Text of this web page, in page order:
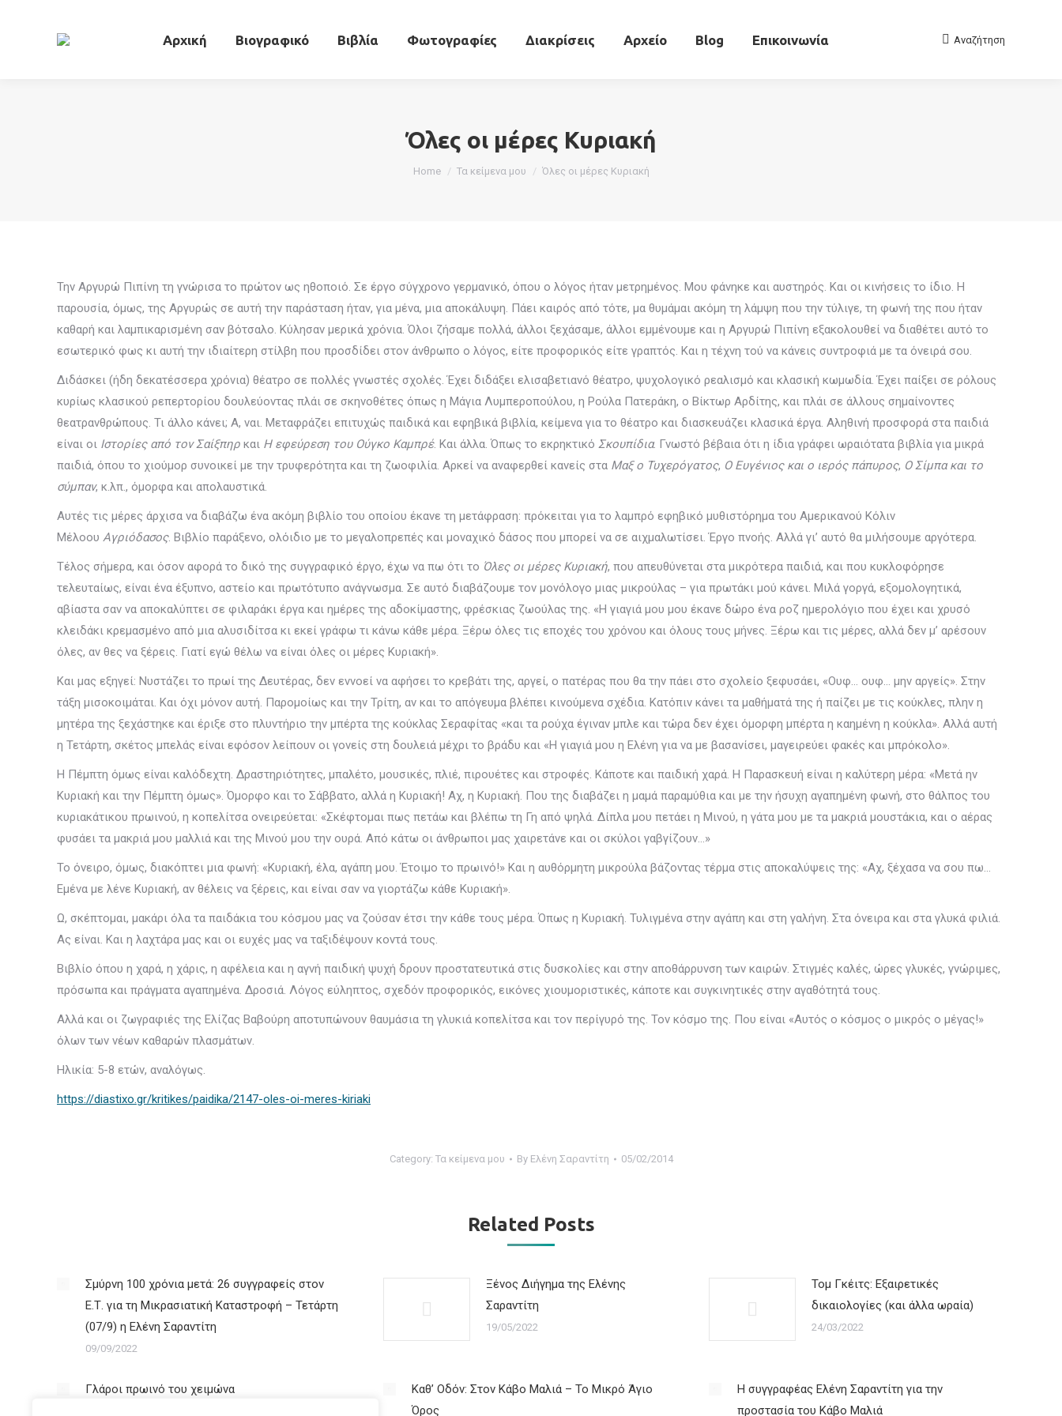
Αρχική Βιογραφικό Βιβλία Φωτογραφίες Διακρίσεις Αρχείο Blog Επικοινωνία Search:
Αναζήτηση
Όλες οι μέρες Κυριακή
You are here:
Home Τα κείμενα μου Όλες οι μέρες Κυριακή
Την Αργυρώ Πιπίνη τη γνώρισα το πρώτον ως ηθοποιό. Σε έργο σύγχρονο γερμανικό, όπου ο λόγος ήταν μετρημένος. Moυ φάνηκε και αυστηρός. Και οι κινήσεις το ίδιο. Η
παρουσία, όμως, της Αργυρώς σε αυτή την παράσταση ήταν, για μένα, μια αποκάλυψη. Πάει καιρός από τότε, μα θυμάμαι ακόμη τη λάμψη που την τύλιγε, τη φωνή της που ήταν
καθαρή και λαμπικαρισμένη σαν βότσαλο. Κύλησαν μερικά χρόνια. Όλοι ζήσαμε πολλά, άλλοι ξεχάσαμε, άλλοι εμμένουμε και η Αργυρώ Πιπίνη εξακολουθεί να διαθέτει αυτό το
εσωτερικό φως κι αυτή την ιδιαίτερη στίλβη που προσδίδει στον άνθρωπο ο λόγος, είτε προφορικός είτε γραπτός. Και η τέχνη τού να κάνεις συντροφιά με τα όνειρά σου.
Διδάσκει (ήδη δεκατέσσερα χρόνια) θέατρο σε πολλές γνωστές σχολές. Έχει διδάξει ελισαβετιανό θέατρο, ψυχολογικό ρεαλισμό και κλασική κωμωδία. Έχει παίξει σε ρόλους
κυρίως κλασικού ρεπερτορίου δουλεύοντας πλάι σε σκηνοθέτες όπως η Μάγια Λυμπεροπούλου, η Ρούλα Πατεράκη, ο Βίκτωρ Αρδίτης, και πλάι σε άλλους σημαίνοντες
θεατρανθρώπους. Τι άλλο κάνει; A, ναι. Μεταφράζει επιτυχώς παιδικά και εφηβικά βιβλία, κείμενα για το θέατρο και διασκευάζει κλασικά έργα. Αληθινή προσφορά στα παιδιά
είναι οι Ιστορίες από τον Σαίξπηρ και Η εφεύρεση του Ούγκο Καμπρέ. Και άλλα. Όπως το εκρηκτικό Σκουπίδια. Γνωστό βέβαια ότι η ίδια γράφει ωραιότατα βιβλία για μικρά
παιδιά, όπου το χιούμορ συνοικεί με την τρυφερότητα και τη ζωοφιλία. Αρκεί να αναφερθεί κανείς στα Μαξ ο Τυχερόγατος, Ο Ευγένιος και ο ιερός πάπυρος, Ο Σίμπα και το
σύμπαν, κ.λπ., όμορφα και απολαυστικά.
Αυτές τις μέρες άρχισα να διαβάζω ένα ακόμη βιβλίο του οποίου έκανε τη μετάφραση: πρόκειται για το λαμπρό εφηβικό μυθιστόρημα του Αμερικανού Κόλιν
Μέλοου Αγριόδασος. Βιβλίο παράξενο, ολόιδιο με το μεγαλοπρεπές και μοναχικό δάσος που μπορεί να σε αιχμαλωτίσει. Έργο πνοής. Αλλά γι’ αυτό θα μιλήσουμε αργότερα.
Τέλος σήμερα, και όσον αφορά το δικό της συγγραφικό έργο, έχω να πω ότι το Όλες οι μέρες Κυριακή, που απευθύνεται στα μικρότερα παιδιά, και που κυκλοφόρησε
τελευταίως, είναι ένα έξυπνο, αστείο και πρωτότυπο ανάγνωσμα. Σε αυτό διαβάζουμε τον μονόλογο μιας μικρούλας – για πρωτάκι μού κάνει. Μιλά γοργά, εξομολογητικά,
αβίαστα σαν να αποκαλύπτει σε φιλαράκι έργα και ημέρες της αδοκίμαστης, φρέσκιας ζωούλας της. «Η γιαγιά μου μου έκανε δώρο ένα ροζ ημερολόγιο που έχει και χρυσό
κλειδάκι κρεμασμένο από μια αλυσιδίτσα κι εκεί γράφω τι κάνω κάθε μέρα. Ξέρω όλες τις εποχές του χρόνου και όλους τους μήνες. Ξέρω και τις μέρες, αλλά δεν μ’ αρέσουν
όλες, αν θες να ξέρεις. Γιατί εγώ θέλω να είναι όλες οι μέρες Κυριακή».
Και μας εξηγεί: Νυστάζει το πρωί της Δευτέρας, δεν εννοεί να αφήσει το κρεβάτι της, αργεί, ο πατέρας που θα την πάει στο σχολείο ξεφυσάει, «Ουφ… ουφ… μην αργείς». Στην
τάξη μισοκοιμάται. Και όχι μόνον αυτή. Παρομοίως και την Τρίτη, αν και το απόγευμα βλέπει κινούμενα σχέδια. Κατόπιν κάνει τα μαθήματά της ή παίζει με τις κούκλες, πλην η
μητέρα της ξεχάστηκε και έριξε στο πλυντήριο την μπέρτα της κούκλας Σεραφίτας «και τα ρούχα έγιναν μπλε και τώρα δεν έχει όμορφη μπέρτα η καημένη η κούκλα». Αλλά αυτή
η Τετάρτη, σκέτος μπελάς είναι εφόσον λείπουν οι γονείς στη δουλειά μέχρι το βράδυ και «Η γιαγιά μου η Ελένη για να με βασανίσει, μαγειρεύει φακές και μπρόκολο».
Η Πέμπτη όμως είναι καλόδεχτη. Δραστηριότητες, μπαλέτο, μουσικές, πλιέ, πιρουέτες και στροφές. Κάποτε και παιδική χαρά. Η Παρασκευή είναι η καλύτερη μέρα: «Μετά ην
Κυριακή και την Πέμπτη όμως». Όμορφο και το Σάββατο, αλλά η Κυριακή! Αχ, η Κυριακή. Που της διαβάζει η μαμά παραμύθια και με την ήσυχη αγαπημένη φωνή, στο θάλπος του
κυριακάτικου πρωινού, η κοπελίτσα ονειρεύεται: «Σκέφτομαι πως πετάω και βλέπω τη Γη από ψηλά. Δίπλα μου πετάει η Μινού, η γάτα μου με τα μακριά μουστάκια, και ο αέρας
φυσάει τα μακριά μου μαλλιά και της Μινού μου την ουρά. Από κάτω οι άνθρωποι μας χαιρετάνε και οι σκύλοι γαβγίζουν…»
Το όνειρο, όμως, διακόπτει μια φωνή: «Κυριακή, έλα, αγάπη μου. Έτοιμο το πρωινό!» Και η αυθόρμητη μικρούλα βάζοντας τέρμα στις αποκαλύψεις της: «Αχ, ξέχασα να σου πω…
Εμένα με λένε Κυριακή, αν θέλεις να ξέρεις, και είναι σαν να γιορτάζω κάθε Κυριακή».
Ω, σκέπτομαι, μακάρι όλα τα παιδάκια του κόσμου μας να ζούσαν έτσι την κάθε τους μέρα. Όπως η Κυριακή. Τυλιγμένα στην αγάπη και στη γαλήνη. Στα όνειρα και στα γλυκά φιλιά.
Ας είναι. Και η λαχτάρα μας και οι ευχές μας να ταξιδέψουν κοντά τους.
Βιβλίο όπου η χαρά, η χάρις, η αφέλεια και η αγνή παιδική ψυχή δρουν προστατευτικά στις δυσκολίες και στην αποθάρρυνση των καιρών. Στιγμές καλές, ώρες γλυκές, γνώριμες,
πρόσωπα και πράγματα αγαπημένα. Δροσιά. Λόγος εύληπτος, σχεδόν προφορικός, εικόνες χιουμοριστικές, κάποτε και συγκινητικές στην αγαθότητά τους.
Αλλά και οι ζωγραφιές της Ελίζας Βαβούρη αποτυπώνουν θαυμάσια τη γλυκιά κοπελίτσα και τον περίγυρό της. Τον κόσμο της. Που είναι «Αυτός ο κόσμος ο μικρός ο μέγας!»
όλων των νέων καθαρών πλασμάτων.
Ηλικία: 5-8 ετών, αναλόγως.
https://diastixo.gr/kritikes/paidika/2147-oles-oi-meres-kiriaki
Category: Τα κείμενα μου By Ελένη Σαραντίτη 05/02/2014
Related Posts
Σμύρνη 100 χρόνια μετά: 26 συγγραφείς στον
Ε.Τ. για τη Μικρασιατική Καταστροφή – Τετάρτη
(07/9) η Ελένη Σαραντίτη
09/09/2022
Ξένος Διήγημα της Ελένης
Σαραντίτη
19/05/2022
Τομ Γκέιτς: Εξαιρετικές
δικαιολογίες (και άλλα ωραία)
24/03/2022
Γλάροι πρωινό του χειμώνα
Καθ’ Οδόν: Στον Κάβο Μαλιά – Το Μικρό Άγιο
Όρος
Η συγγραφέας Ελένη Σαραντίτη για την
προστασία του Κάβο Μαλιά